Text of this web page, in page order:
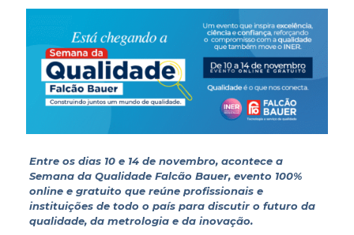
Entre os dias 10 e 14 de novembro, acontece a
Semana da Qualidade Falcão Bauer, evento 100%
online e gratuito que reúne profissionais e
instituições de todo o país para discutir o futuro da
qualidade, da metrologia e da inovação.